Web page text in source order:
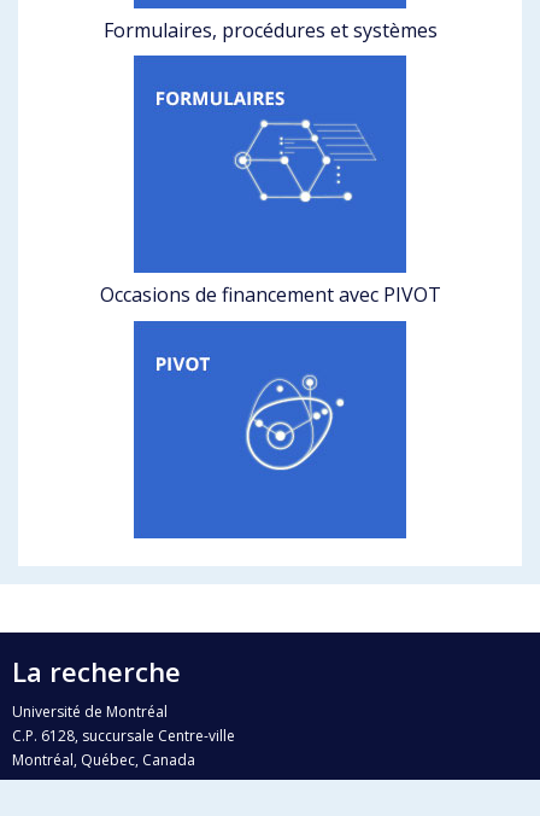
Formulaires, procédures et systèmes
Occasions de financement avec PIVOT
La recherche
Université de Montréal
C.P. 6128, succursale Centre-ville
Montréal, Québec, Canada
H3C 3J7